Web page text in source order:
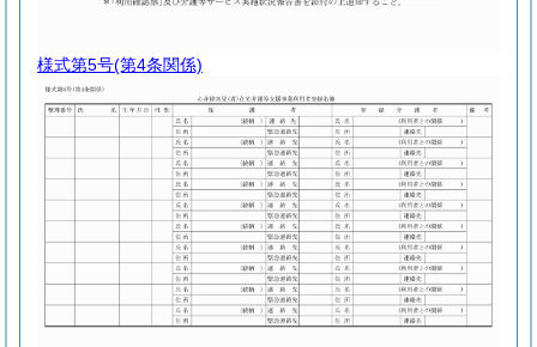
様式第5号(第4条関係)